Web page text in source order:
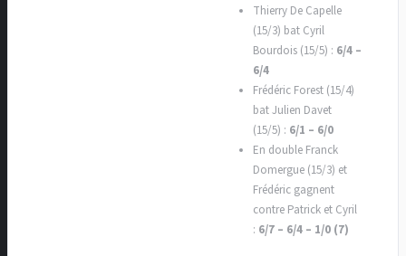
Thierry De Capelle
(15/3) bat Cyril
Bourdois (15/5) : 6/4 –
6/4
Frédéric Forest (15/4)
bat Julien Davet
(15/5) : 6/1 – 6/0
En double Franck
Domergue (15/3) et
Frédéric gagnent
contre Patrick et Cyril
: 6/7 – 6/4 – 1/0 (7)